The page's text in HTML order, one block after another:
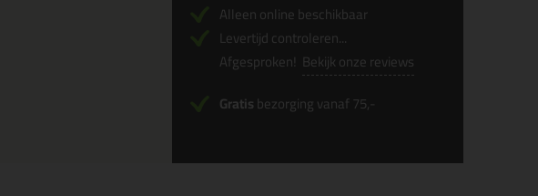
Alleen online beschikbaar
Levertijd controleren...
Afgesproken! Bekijk onze reviews
Gratisbezorging vanaf 75,-